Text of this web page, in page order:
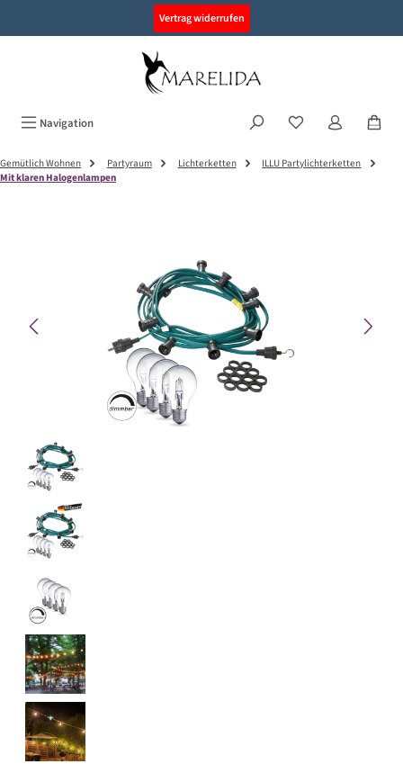
Vertrag widerrufen
Navigation
Gemütlich Wohnen Partyraum Lichterketten
ILLU Partylichterketten
Mit klaren Halogenlampen